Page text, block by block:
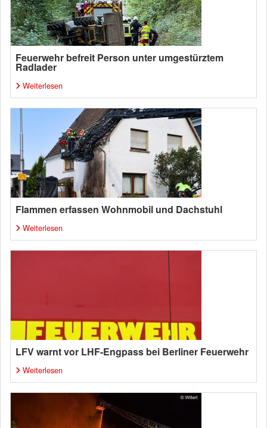
Feuerwehr befreit Person unter umgestürztem
Radlader
Weiterlesen
Flammen erfassen Wohnmobil und Dachstuhl
Weiterlesen
LFV warnt vor LHF-Engpass bei Berliner Feuerwehr
Weiterlesen